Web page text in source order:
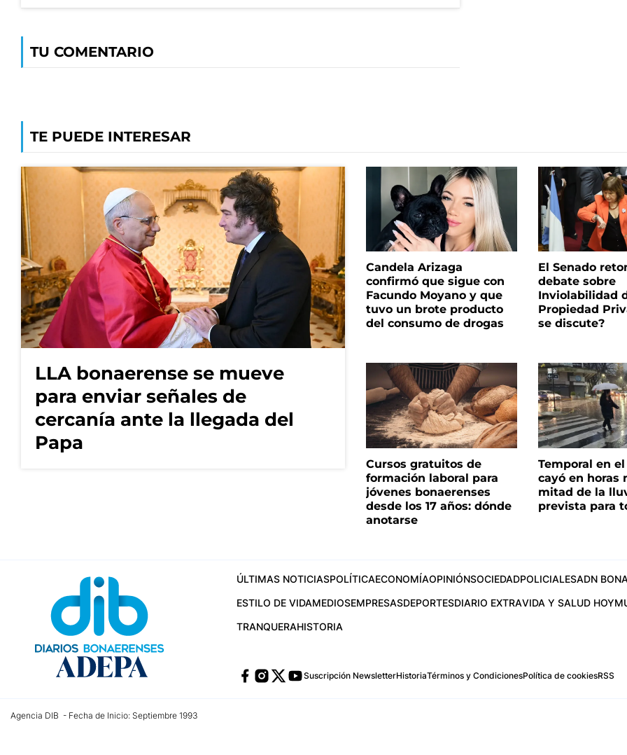
TU COMENTARIO
TE PUEDE INTERESAR
LLA bonaerense se mueve
para enviar señales de
cercanía ante la llegada del
Papa
Candela Arizaga
confirmó que sigue con
Facundo Moyano y que
tuvo un brote producto
del consumo de drogas
El Senado
debate sobre
Inviolabilidad
Propiedad
se discute?
Cursos gratuitos de
formación laboral para
jóvenes bonaerenses
desde los 17 años: dónde
anotarse
Temporal en el
cayó en horas
mitad de la
prevista para
ÚLTIMAS NOTICIASPOLÍTICAECONOMÍAOPINIÓNSOCIEDADPOLICIALESADN
ESTILO DE VIDAMEDIOSEMPRESASDEPORTESDIARIO EXTRAVIDA Y SALUD HOY
TRANQUERAHISTORIA
Suscripción NewsletterHistoriaTérminos y CondicionesPolítica de cookiesRSS
Agencia DIB - Fecha de Inicio: Septiembre 1993